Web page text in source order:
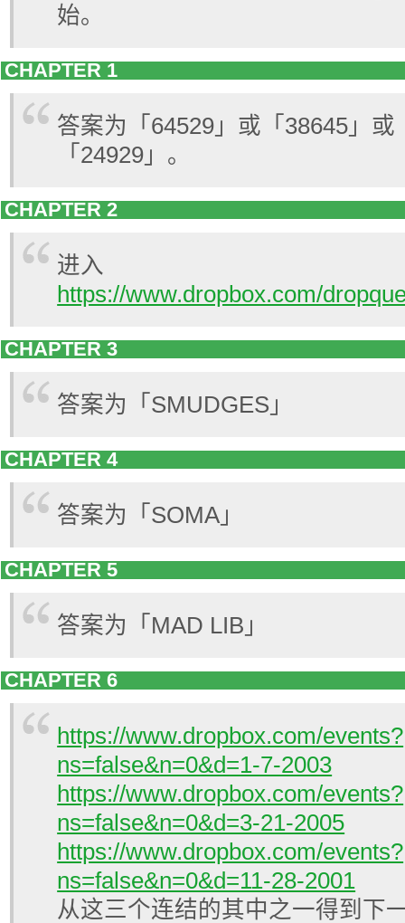
始。
CHAPTER 1
答案为「64529」或「38645」或
「24929」。
CHAPTER 2
进入
https://www.dropbox.com/
CHAPTER 3
答案为「SMUDGES」
CHAPTER 4
答案为「SOMA」
CHAPTER 5
答案为「MAD LIB」
CHAPTER 6
https://www.dropbox.com/events?
ns=false&n=0&d=1-7-2003
https://www.dropbox.com/events?
ns=false&n=0&d=3-21-2005
https://www.dropbox.com/events?
ns=false&n=0&d=11-28-2001
从这三个连结的其中之一得到下